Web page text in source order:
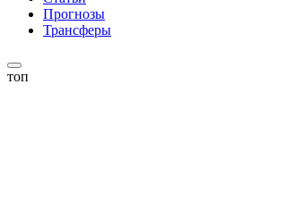
Прогнозы
Трансферы
топ